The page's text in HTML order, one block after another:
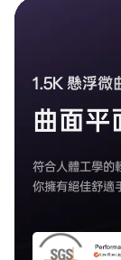
1.5K 懸浮微
曲面平
符合人體工學的
你擁有絕佳舒適